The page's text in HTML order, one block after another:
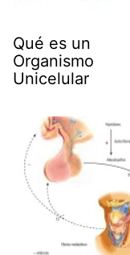
Qué es un
Organismo
Unicelular